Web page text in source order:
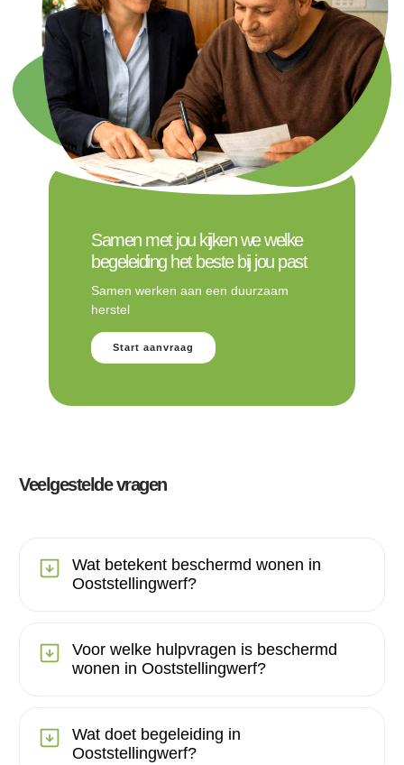
Samen met jou kijken we welke
begeleiding het beste bij jou past
Samen werken aan een duurzaam
herstel
Start aanvraag
Veelgestelde vragen
Wat betekent beschermd wonen in
Ooststellingwerf?
Voor welke hulpvragen is beschermd
wonen in Ooststellingwerf?
Wat doet begeleiding in
Ooststellingwerf?